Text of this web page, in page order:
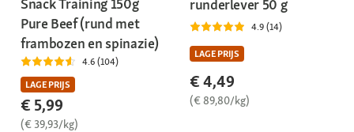
Pure Beef (rund met
frambozen en spinazie)
4.6 (104)
LAGE PRIJS
€ 5,99
(€ 39,93/kg)
runderlever 50 g
4.9 (14)
LAGE PRIJS
€ 4,49
(€ 89,80/kg)